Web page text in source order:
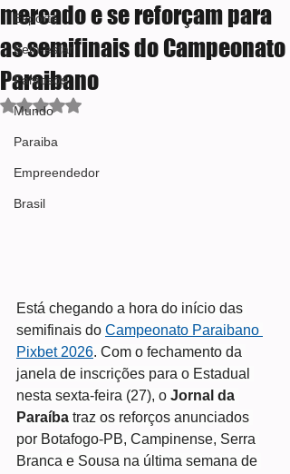
Esporte
Bem-estar
Famosos
Mundo
Paraiba
Empreendedor
Brasil
mercado e se reforçam para
as semifinais do Campeonato
Paraibano
Avaliado com NaN de 5 estrelas.
Está chegando a hora do início das
semifinais do Campeonato Paraibano
Pixbet 2026. Com o fechamento da
janela de inscrições para o Estadual
nesta sexta-feira (27), o Jornal da
Paraíba traz os reforços anunciados
por Botafogo-PB, Campinense, Serra
Branca e Sousa na última semana de